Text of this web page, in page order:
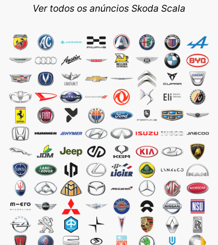
Ver todos os anúncios Skoda Scala